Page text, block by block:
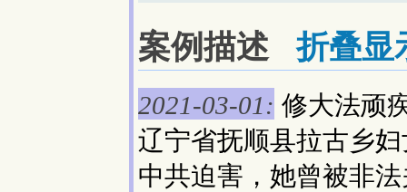
案例描述折叠显
2021-03-01: 修大法顽
辽宁省抚顺县拉古乡
中共迫害，她曾被非